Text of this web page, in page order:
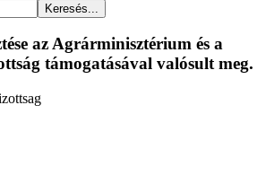
Keresés...
az Agrárminisztérium és a
támogatásával valósult meg.